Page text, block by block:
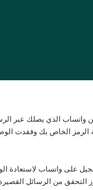
الذي يصلك عبر
الرمز الخاص بك وفقدت
على واتساب لاستعادة
من الرسائل القصيرة